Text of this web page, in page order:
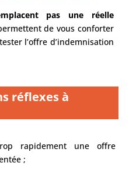
pas une réelle
de vous conforter
l’offre d’indemnisation
réflexes à
rapidement une offre
;